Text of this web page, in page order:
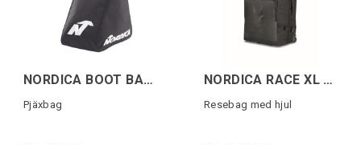
NORDICA BOOT BAG LITE Svart/Röd
Pjäxbag
NORDICA RACE XL DUFFLE ROLLER DOBERMANN
Resebag med hjul